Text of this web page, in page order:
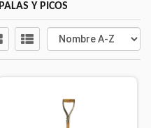
PALAS Y PICOS